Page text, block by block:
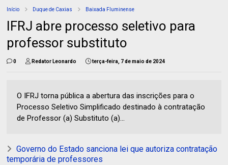
Início Duque de Caxias Baixada Fluminense
IFRJ abre processo seletivo para
professor substituto
0 Redator Leonardo terça-feira, 7 de maio de 2024
O IFRJ torna pública a abertura das inscrições para o
Processo Seletivo Simplificado destinado à contratação
de Professor (a) Substituto (a)...
Governo do Estado sanciona lei que autoriza contratação
temporária de professores